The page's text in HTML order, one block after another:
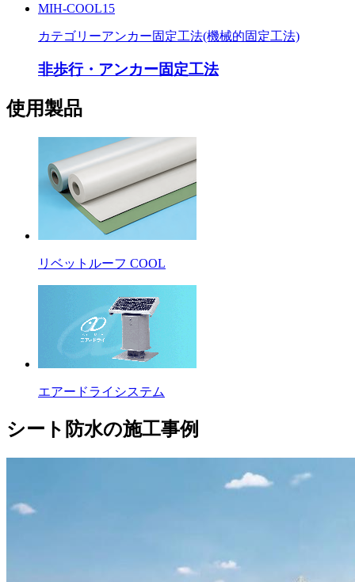
MIH-COOL15
カテゴリーアンカー固定工法(機械的固定工法)
非歩行・アンカー固定工法
使用製品
リベットルーフ COOL
エアードライシステム
シート防水の施工事例